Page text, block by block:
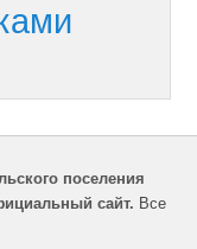
поселения
сайт. Все